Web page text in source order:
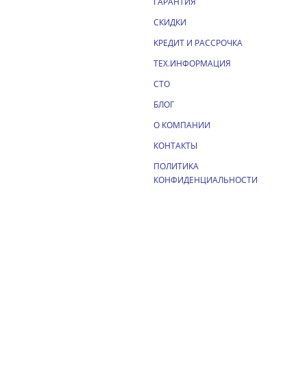
СКИДКИ
КРЕДИТ И РАССРОЧКА
ТЕХ.ИНФОРМАЦИЯ
СТО
БЛОГ
О КОМПАНИИ
КОНТАКТЫ
ПОЛИТИКА
КОНФИДЕНЦИАЛЬНОСТИ